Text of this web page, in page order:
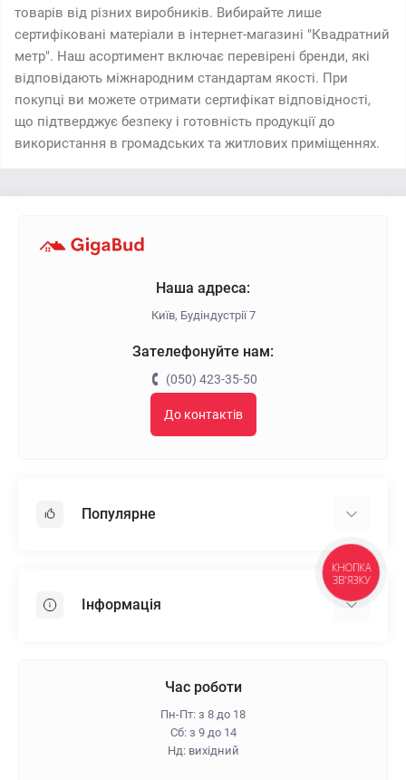
товарів від різних виробників. Вибирайте лише
сертифіковані матеріали в інтернет-магазині "Квадратний
метр". Наш асортимент включає перевірені бренди, які
відповідають міжнародним стандартам якості. При
покупці ви можете отримати сертифікат відповідності,
що підтверджує безпеку і готовність продукції до
використання в громадських та житлових приміщеннях.
Наша адреса:
Київ, Будіндустрії 7
Зателефонуйте нам:
(050) 423-35-50
До контактів
Популярне
Пінопласт
Інформація
Гарантія та повернення
Час роботи
Пн-Пт: з 8 до 18
Сб: з 9 до 14
Нд: вихідний
КНОПКА
ЗВ'ЯЗКУ